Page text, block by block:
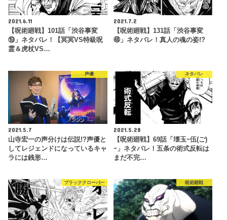
2021.6.11
【呪術廻戦】101話「渋谷事変
⑲」ネタバレ！【冥冥VS特級呪
霊＆虎杖VS…
2021.7.2
【呪術廻戦】131話「渋谷事変
㊽」ネタバレ！真人の魂の姿!?
声優
2021.5.7
山寺宏一の声分けは伝説!?声優と
してレジェンドになっているキャ
ラには銭形…
ネタバレ
2021.5.28
【呪術廻戦】69話「壊玉ｰ伍(ご)
ｰ」ネタバレ！五条の術式反転は
まだ不完…
ブラッククローバー 呪術廻戦